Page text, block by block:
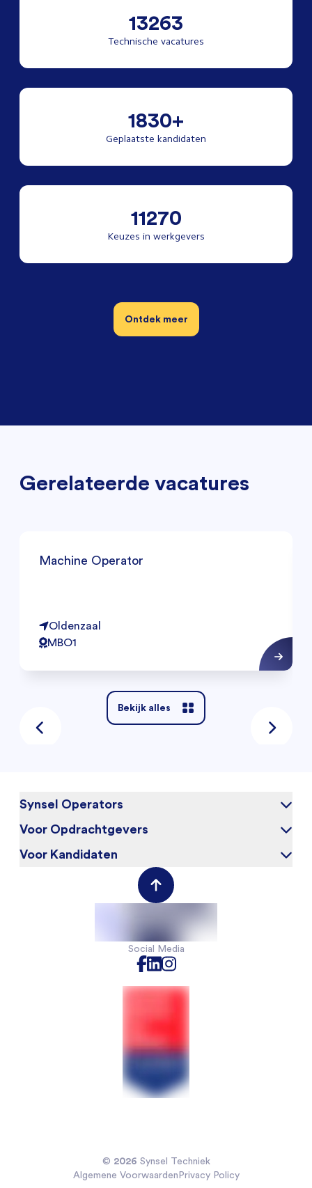
13263
Technische vacatures
1830+
Geplaatste kandidaten
11270
Keuzes in werkgevers
Ontdek meer
Gerelateerde vacatures
Machine Operator
Oldenzaal
MBO1
Bekijk alles
Synsel Operators
Over ons
Blog
Voor Opdrachtgevers
Waarom Synsel
Voor Kandidaten
Social Media
© 2026 Synsel Techniek
Algemene VoorwaardenPrivacy Policy